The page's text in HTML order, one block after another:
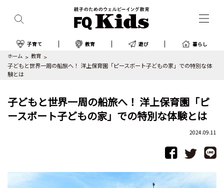
子育て 教育 遊び 暮らし
ホーム 教育
子どもと世界一周の船旅へ！ 洋上保育園「ピースボート子どもの家」での特別な体
験とは
子どもと世界一周の船旅へ！ 洋上保育園「ピ
ースボート子どもの家」での特別な体験とは
2024.09.11